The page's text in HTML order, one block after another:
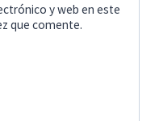
y web en este
que comente.